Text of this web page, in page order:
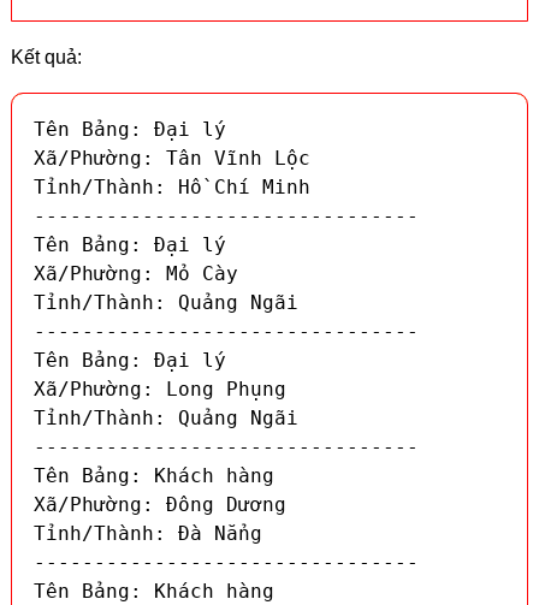
Kết quả:
Tên Bảng: Đại lý
Xã/Phường: Tân Vĩnh Lộc
Tỉnh/Thành: Hồ Chí Minh
--------------------------------
Tên Bảng: Đại lý
Xã/Phường: Mỏ Cày
Tỉnh/Thành: Quảng Ngãi
--------------------------------
Tên Bảng: Đại lý
Xã/Phường: Long Phụng
Tỉnh/Thành: Quảng Ngãi
--------------------------------
Tên Bảng: Khách hàng
Xã/Phường: Đông Dương
Tỉnh/Thành: Đà Nẳng
--------------------------------
Tên Bảng: Khách hàng